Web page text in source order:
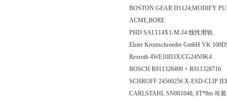
BOSTON GEAR D1124;MODIFY
ACME,BORE
PHD SAL114X1-M-J4 线性滑轨
Elster Kromschroeder GmbH VK
Rexroth 4WE10D3X/CG24N9K4
BOSCH R911328499 + R911328716
SCHROFF 24560256 X-ESD-CLIP
CARLSTAHL SN001048, 8T*8m 吊